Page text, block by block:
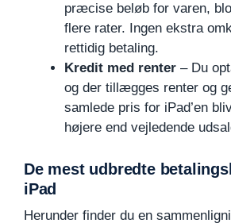
præcise beløb for varen,
flere rater. Ingen ekstra
rettidig betaling.
Kredit med renter – Du
og der tillægges renter og
samlede pris for iPad’en
højere end vejledende
De mest udbredte
iPad
Herunder finder du en